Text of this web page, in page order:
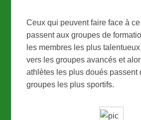
Ceux qui peuvent faire face à
passent aux groupes de
les membres les plus
vers les groupes avancés et
athlètes les plus doués passent
groupes les plus sportifs.